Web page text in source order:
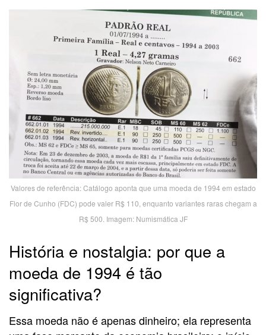
Valores de referência: Catálogo aponta que uma moeda de 1994 em estado
Flor de Cunho (FDC) pode valer R$ 110, enquanto variantes raras chegam a
R$ 500. Imagem: Numismática JF
História e nostalgia: por que a
moeda de 1994 é tão
significativa?
Essa moeda não é apenas dinheiro; ela representa